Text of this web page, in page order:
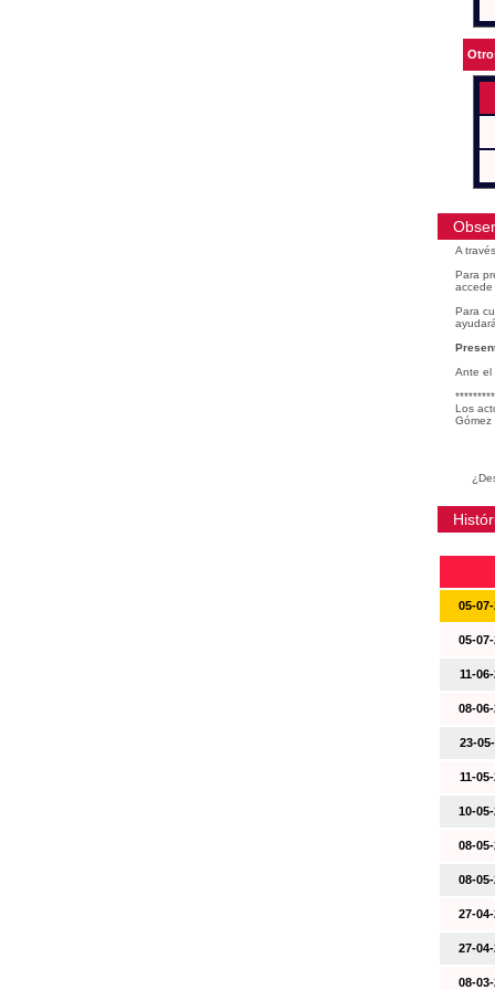
A
Para
accede
Para
Ante el
Los
Gómez
05-
05-
11-
08-
23-
11-
10-
08-
08-
27-
27-
08-